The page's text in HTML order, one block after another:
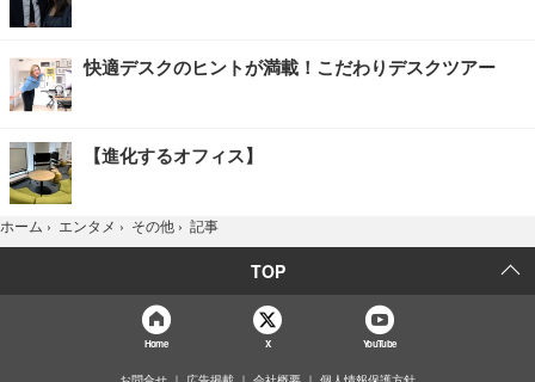
快適デスクのヒントが満載！こだわりデスクツアー
【進化するオフィス】
ホーム › エンタメ › その他 › 記事
TOP
Home X YouTube